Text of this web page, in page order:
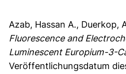
Azab, Hassan A., Duerkop,
Fluorescence and
Luminescent Europium-3-
Veröffentlichungsdatum